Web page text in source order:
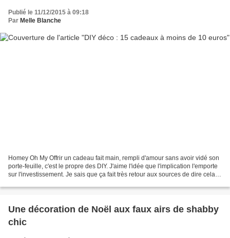
Publié le 11/12/2015 à 09:18
Par Melle Blanche
Homey Oh My Offrir un cadeau fait main, rempli d'amour sans avoir vidé son
porte-feuille, c'est le propre des DIY. J'aime l'idée que l'implication l'emporte
sur l'investissement. Je sais que ça fait très retour aux sources de dire cela
Une décoration de Noël aux faux airs de shabby
chic